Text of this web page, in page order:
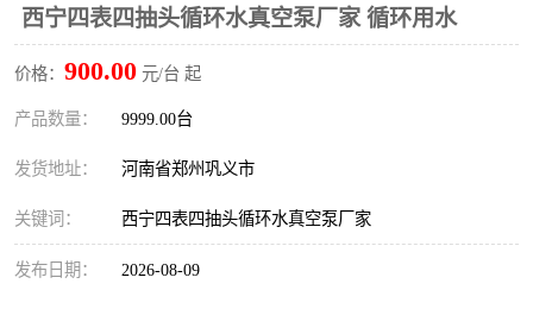
西宁四表四抽头循环水真空泵厂家 循环用水
价格： 900.00 元/台 起
产品数量： 9999.00台
发货地址： 河南省郑州巩义市
关键词： 西宁四表四抽头循环水真空泵厂家
发布日期： 2026-08-09